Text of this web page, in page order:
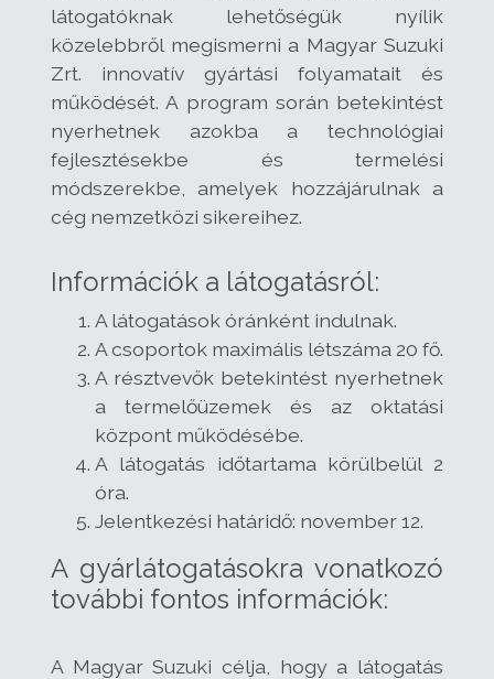
látogatóknak lehetőségük nyílik
közelebbről megismerni a Magyar Suzuki
Zrt. innovatív gyártási folyamatait és
működését. A program során betekintést
nyerhetnek azokba a technológiai
fejlesztésekbe és termelési
módszerekbe, amelyek hozzájárulnak a
cég nemzetközi sikereihez.
Információk a látogatásról:
A látogatások óránként indulnak.
A csoportok maximális létszáma 20 fő.
A résztvevők betekintést nyerhetnek
a termelőüzemek és az oktatási
központ működésébe.
A látogatás időtartama körülbelül 2
óra.
Jelentkezési határidő: november 12.
A gyárlátogatásokra vonatkozó
további fontos információk:
A Magyar Suzuki célja, hogy a látogatás